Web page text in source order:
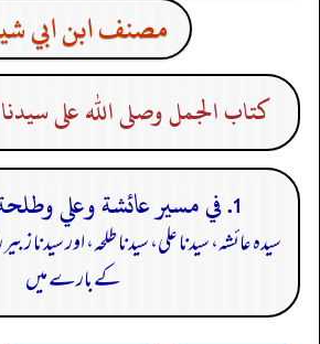
مصنف ابن ابي
كتاب الجمل وصلى الله على سيدنا
1. في مسير عائشة وعلي وطلحة والزبير ﵃
سیدہ عائشہ، سیدنا علی، سیدنا طلحہ، اور سیدنا
کے بارے میں